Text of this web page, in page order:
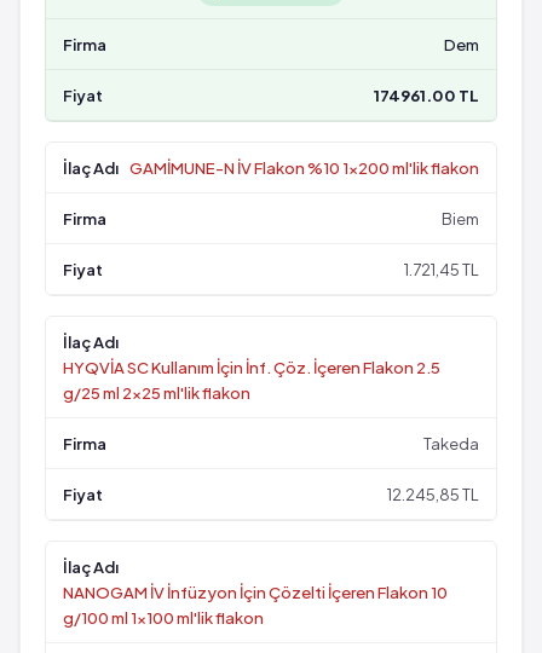
Dem
174961.00 TL
GAMİMUNE-N İV Flakon %10 1x200 ml'lik flakon
Biem
1.721,45 TL
HYQVİA SC Kullanım İçin İnf. Çöz. İçeren Flakon 2.5
g/25 ml 2x25 ml'lik flakon
Takeda
12.245,85 TL
NANOGAM İV İnfüzyon İçin Çözelti İçeren Flakon 10
g/100 ml 1x100 ml'lik flakon